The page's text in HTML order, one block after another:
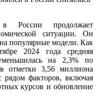
России продолжает
ситуации. Он
популярные модели. Как
2024 года средняя
на 2,3% по
отметки 3,56 миллиона
рядом факторов, включая
курсов и обновление